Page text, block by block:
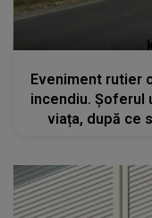
Eveniment rutier
incendiu. Șoferul
viața, după ce